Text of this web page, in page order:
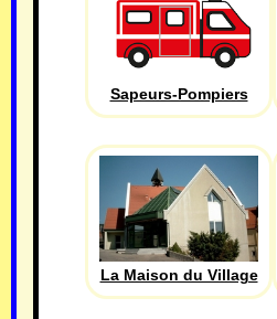
Sapeurs-Pompiers
La Maison du Village